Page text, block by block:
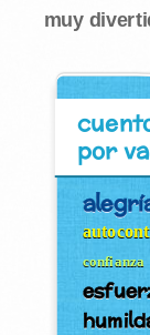
muy
por
confianza